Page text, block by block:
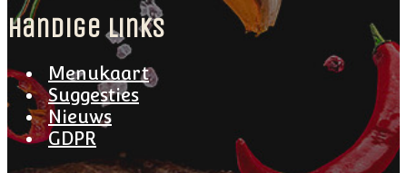
handige links
Menukaart
Suggesties
Nieuws
GDPR